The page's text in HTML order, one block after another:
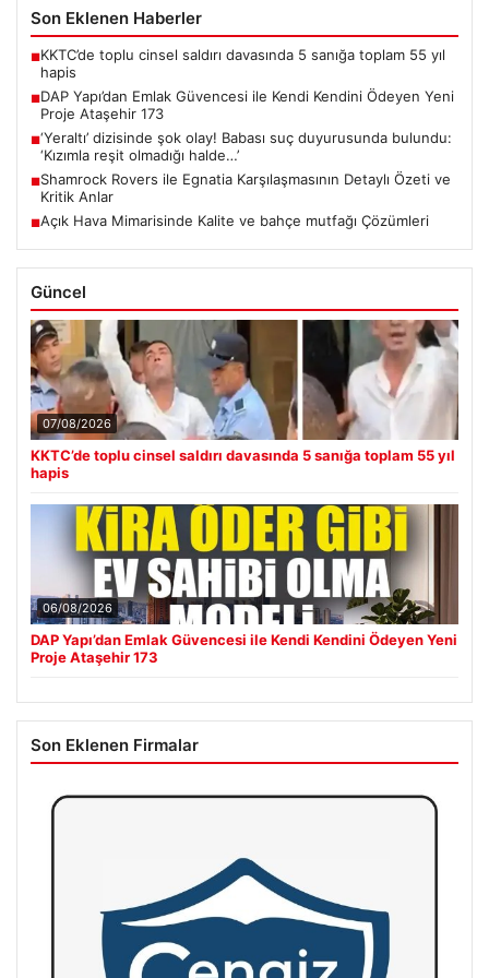
Son Eklenen Haberler
■KKTC’de toplu cinsel saldırı davasında 5 sanığa toplam 55 yıl
hapis
■DAP Yapı’dan Emlak Güvencesi ile Kendi Kendini Ödeyen Yeni
Proje Ataşehir 173
■‘Yeraltı’ dizisinde şok olay! Babası suç duyurusunda bulundu:
‘Kızımla reşit olmadığı halde…’
■Shamrock Rovers ile Egnatia Karşılaşmasının Detaylı Özeti ve
Kritik Anlar
■Açık Hava Mimarisinde Kalite ve bahçe mutfağı Çözümleri
Güncel
07/08/2026
KKTC’de toplu cinsel saldırı davasında 5 sanığa toplam 55 yıl
hapis
06/08/2026
DAP Yapı’dan Emlak Güvencesi ile Kendi Kendini Ödeyen Yeni
Proje Ataşehir 173
Son Eklenen Firmalar